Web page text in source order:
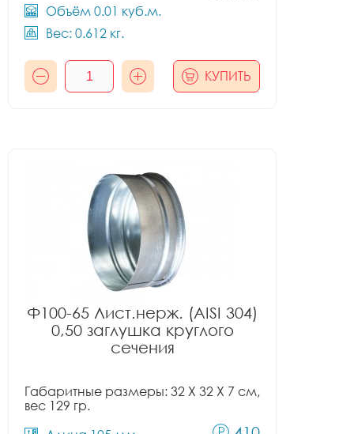
Объём 0.01 куб.м.
Вес: 0.612 кг.
КУПИТЬ
Ф100-65 Лист.нерж. (AISI 304)
0,50 заглушка круглого
сечения
Габаритные размеры: 32 X 32 X 7 см,
вес 129 гр.